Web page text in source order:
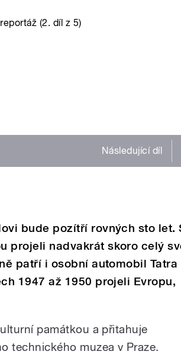
(2. díl z 5)
Následující díl
bude pozítří rovných sto let.
projeli nadvakrát skoro celý
patří i osobní automobil Tatra
1947 až 1950 projeli Evropu,
památkou a přitahuje
technického muzea v Praze.